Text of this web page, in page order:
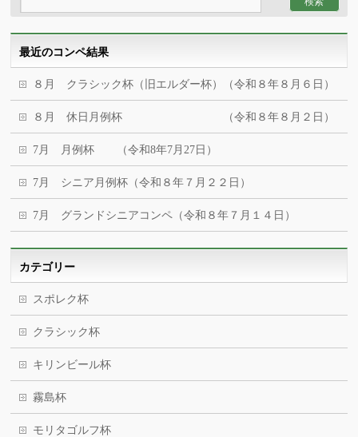
最近のコンペ結果
８月 クラシック杯（旧エルダー杯）（令和８年８月６日）
８月 休日月例杯 （令和８年８月２日）
7月 月例杯 （令和8年7月27日）
7月 シニア月例杯（令和８年７月２２日）
7月 グランドシニアコンペ（令和８年７月１４日）
カテゴリー
スポレク杯
クラシック杯
キリンビール杯
霧島杯
モリタゴルフ杯